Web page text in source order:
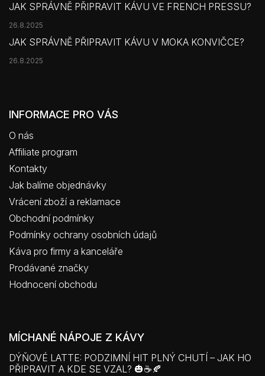
JAK SPRÁVNĚ PŘIPRAVIT KÁVU VE FRENCH PRESSU?
26.8.2025
JAK SPRÁVNĚ PŘIPRAVIT KÁVU V MOKA KONVIČCE?
26.8.2025
INFORMACE PRO VÁS
O nás
Affiliate program
Kontakty
Jak balíme objednávky
Vrácení zboží a reklamace
Obchodní podmínky
Podmínky ochrany osobních údajů
Káva pro firmy a kanceláře
Prodávané značky
Hodnocení obchodu
MÍCHANÉ NÁPOJE Z KÁVY
DÝŇOVÉ LATTE: PODZIMNÍ HIT PLNÝ CHUTÍ – JAK HO
PŘIPRAVIT A KDE SE VZAL? 🎃☕🍂